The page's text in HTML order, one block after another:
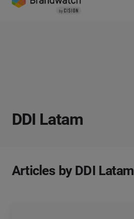
DDI Latam
Articles by DDI Latam